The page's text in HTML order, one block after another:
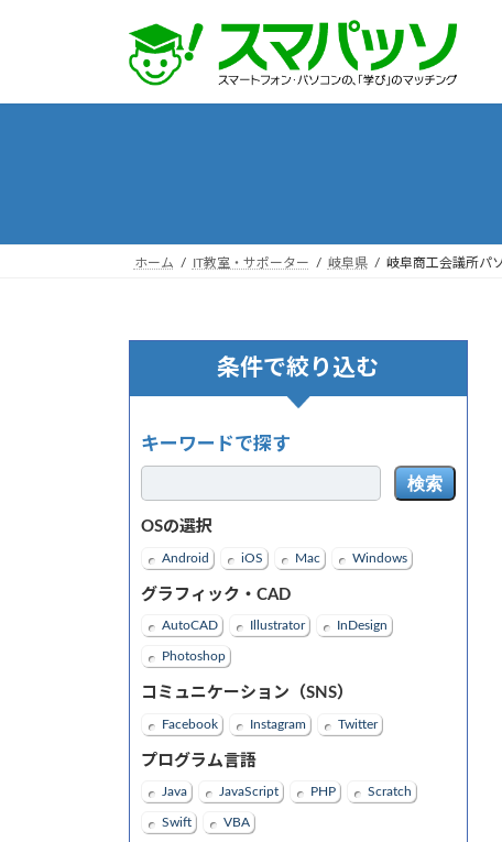
ホーム IT教室・サポーター 岐阜県 岐阜商工会議所パ
条件で絞り込む
キーワードで探す
検索
OSの選択
Android iOS Mac Windows
グラフィック・CAD
AutoCAD Illustrator InDesign
Photoshop
コミュニケーション（SNS）
Facebook Instagram Twitter
プログラム言語
Java JavaScript PHP Scratch
Swift VBA